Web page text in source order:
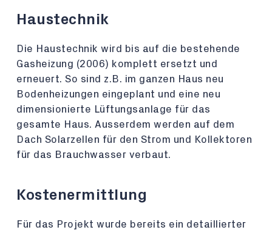
Haustechnik
Die Haustechnik wird bis auf die bestehende
Gasheizung (2006) komplett ersetzt und
erneuert. So sind z.B. im ganzen Haus neu
Bodenheizungen eingeplant und eine neu
dimensionierte Lüftungsanlage für das
gesamte Haus. Ausserdem werden auf dem
Dach Solarzellen für den Strom und Kollektoren
für das Brauchwasser verbaut.
Kostenermittlung
Für das Projekt wurde bereits ein detaillierter